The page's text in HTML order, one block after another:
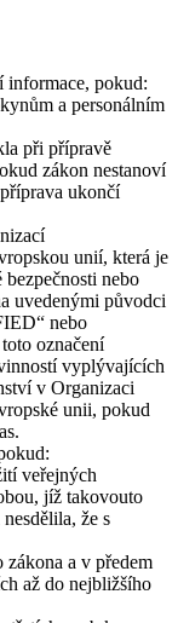
informace, pokud:
a personálním
při přípravě
zákon nestanoví
ukončí
unií, která je
bezpečnosti nebo
uvedenými původci
nebo
označení
vyplývajících
v Organizaci
unii, pokud
veřejných
jíž takovouto
že s
a v předem
až do nejbližšího